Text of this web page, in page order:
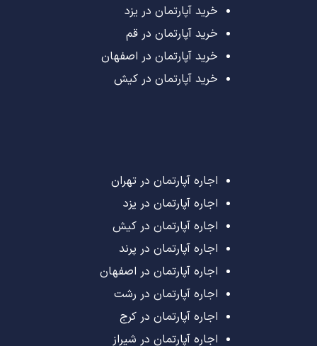
خرید آپارتمان در یزد
خرید آپارتمان در قم
خرید آپارتمان در اصفهان
خرید آپارتمان در کیش
اجاره آپارتمان در تهران
اجاره آپارتمان در یزد
اجاره آپارتمان در کیش
اجاره آپارتمان در پرند
اجاره آپارتمان در اصفهان
اجاره آپارتمان در رشت
اجاره آپارتمان در کرج
اجاره آپارتمان در شیراز